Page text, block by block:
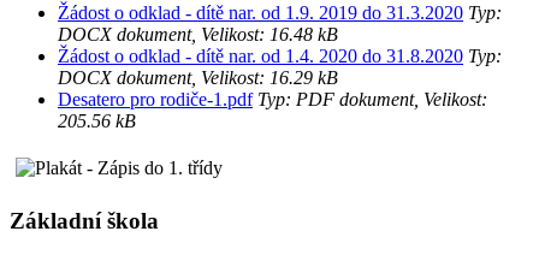
Žádost o odklad - dítě nar. od 1.9. 2019 do 31.3.2020 Typ:
DOCX dokument, Velikost: 16.48 kB
Žádost o odklad - dítě nar. od 1.4. 2020 do 31.8.2020 Typ:
DOCX dokument, Velikost: 16.29 kB
Desatero pro rodiče-1.pdf Typ: PDF dokument, Velikost:
205.56 kB
Základní škola